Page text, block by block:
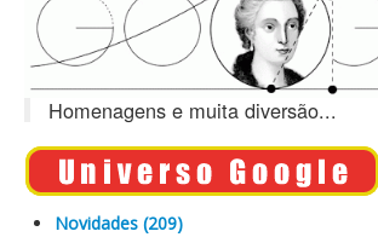
Homenagens e muita diversão...
Novidades (209)